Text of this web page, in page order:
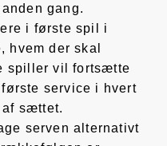
gang.
i første spil i
hvem der skal
spiller vil fortsætte
service i hvert
sættet.
serven alternativt